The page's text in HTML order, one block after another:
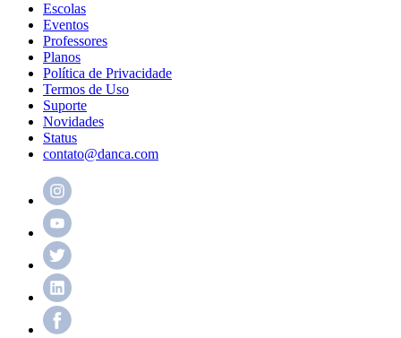
Escolas
Eventos
Professores
Planos
Política de Privacidade
Termos de Uso
Suporte
Novidades
Status
contato@danca.com